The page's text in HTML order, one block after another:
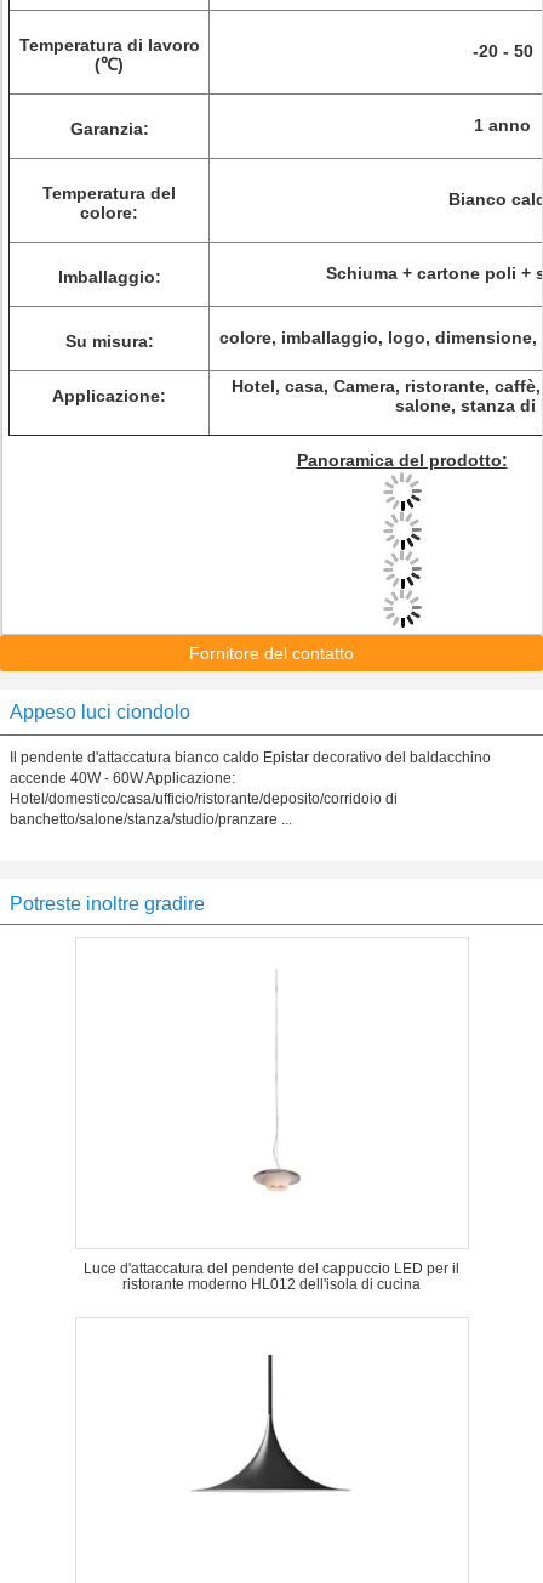
Temperatura di lavoro
(℃)
-20 - 50
Garanzia: 1 anno
Temperatura del
colore:
Bianco
Imballaggio: Schiuma + cartone poli +
Su misura: colore, imballaggio, logo,
Applicazione:
Hotel, casa, Camera, ristorante,
salone, stanza di
Panoramica del prodotto:
Fornitore del contatto
Appeso luci ciondolo
Il pendente d'attaccatura bianco caldo Epistar decorativo del baldacchino
accende 40W - 60W Applicazione:
Hotel/domestico/casa/ufficio/ristorante/deposito/corridoio di
banchetto/salone/stanza/studio/pranzare ...
Potreste inoltre gradire
Luce d'attaccatura del pendente del cappuccio LED per il
ristorante moderno HL012 dell'isola di cucina